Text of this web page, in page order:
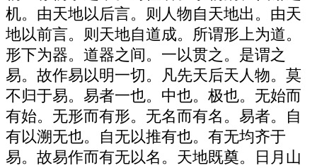
机。由天地以后言。则人物自天地出。由天
地以前言。则天地自道成。所谓形上为道。
形下为器。道器之间。一以贯之。是谓之
易。故作易以明一切。凡先天后天人物。莫
不归于易。易者一也。中也。极也。无始而
有始。无形而有形。无名而有名。易者。自
有以溯无也。自无以推有也。有无均齐于
易。故易作而有无以名。天地既奠。日月山